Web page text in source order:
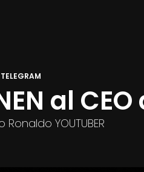
al CEO
Ronaldo YOUTUBER